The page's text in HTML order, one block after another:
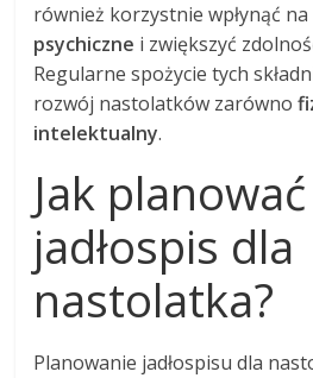
również korzystnie wpłynąć na
psychiczne i zwiększyć
Regularne spożycie tych
rozwój nastolatków zarówno
intelektualny.
Jak planować
jadłospis dla
nastolatka?
Planowanie jadłospisu dla